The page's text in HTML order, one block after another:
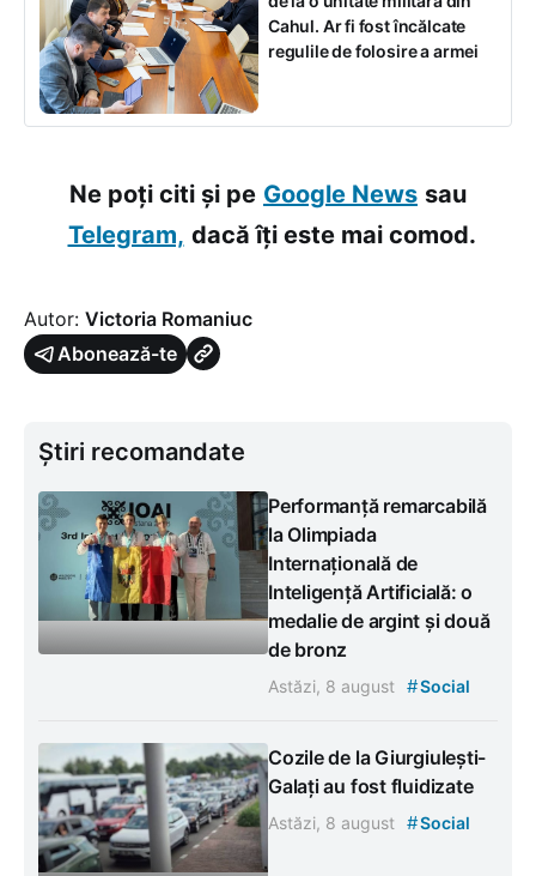
Cahul. Ar fi fost încălcate
regulile de folosire a armei
Ne poți citi și pe Google News sau
Telegram, dacă îți este mai comod.
Autor: Victoria Romaniuc
Abonează-te
Știri recomandate
Performanță remarcabilă
la Olimpiada
Internațională de
Inteligență Artificială: o
medalie de argint și două
de bronz
Astăzi, 8 august #Social
Cozile de la Giurgiulești-
Galați au fost fluidizate
Astăzi, 8 august #Social